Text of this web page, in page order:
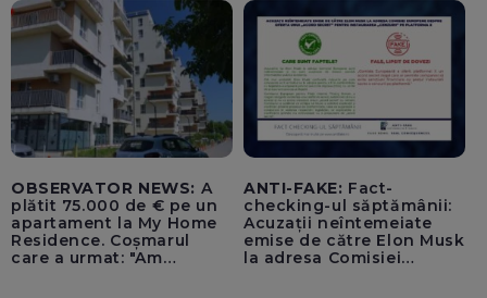
OBSERVATOR NEWS: A
plătit 75.000 de € pe un
apartament la My Home
Residence. Coșmarul
care a urmat: "Am
ANTI-FAKE: Fact-
checking-ul săptămânii:
Acuzații neîntemeiate
emise de către Elon Musk
la adresa Comisiei